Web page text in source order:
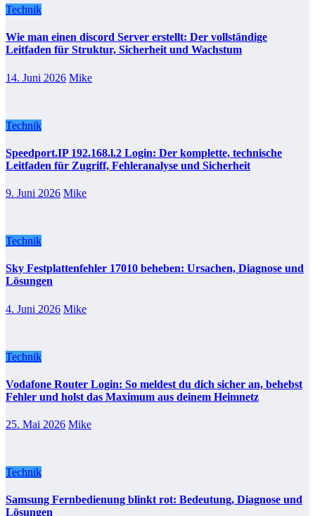
Technik
Wie man einen discord Server erstellt: Der vollständige
Leitfaden für Struktur, Sicherheit und Wachstum
14. Juni 2026 Mike
Technik
Speedport.IP 192.168.l.2 Login: Der komplette, technische
Leitfaden für Zugriff, Fehleranalyse und Sicherheit
9. Juni 2026 Mike
Technik
Sky Festplattenfehler 17010 beheben: Ursachen, Diagnose und
Lösungen
4. Juni 2026 Mike
Technik
Vodafone Router Login: So meldest du dich sicher an, behebst
Fehler und holst das Maximum aus deinem Heimnetz
25. Mai 2026 Mike
Technik
Samsung Fernbedienung blinkt rot: Bedeutung, Diagnose und
Lösungen